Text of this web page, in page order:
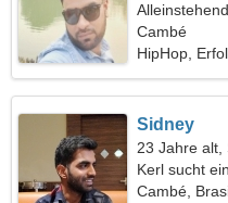
Cambé
HipHop,
Sidney
23 Jahre alt,
Kerl sucht
Cambé,